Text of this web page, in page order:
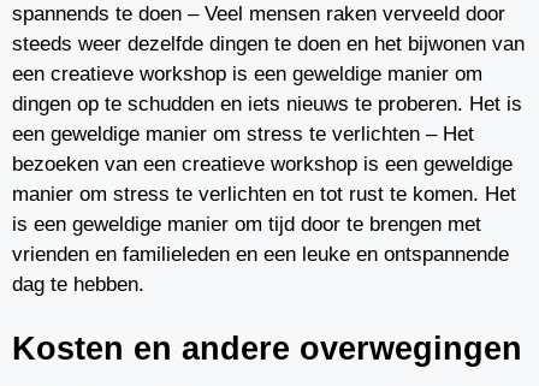
spannends te doen – Veel mensen raken verveeld door
steeds weer dezelfde dingen te doen en het bijwonen van
een creatieve workshop is een geweldige manier om
dingen op te schudden en iets nieuws te proberen. Het is
een geweldige manier om stress te verlichten – Het
bezoeken van een creatieve workshop is een geweldige
manier om stress te verlichten en tot rust te komen. Het
is een geweldige manier om tijd door te brengen met
vrienden en familieleden en een leuke en ontspannende
dag te hebben.
Kosten en andere overwegingen